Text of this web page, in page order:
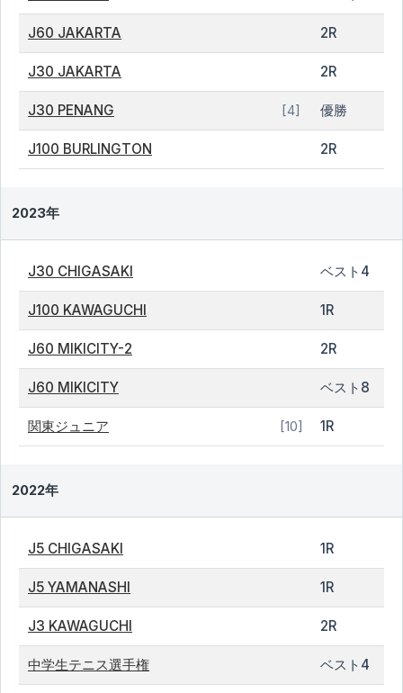
J60 JAKARTA 2R
J30 JAKARTA 2R
J30 PENANG [4] 優勝
J100 BURLINGTON 2R
2023年
J30 CHIGASAKI ベスト4
J100 KAWAGUCHI 1R
J60 MIKICITY-2 2R
J60 MIKICITY ベスト8
関東ジュニア [10] 1R
2022年
J5 CHIGASAKI 1R
J5 YAMANASHI 1R
J3 KAWAGUCHI 2R
中学生テニス選手権 ベスト4